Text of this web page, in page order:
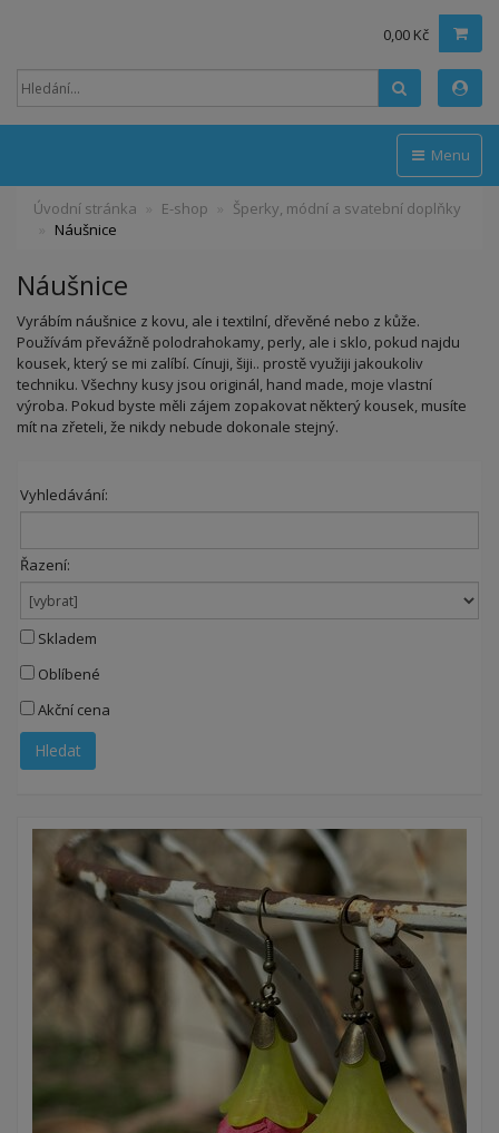
0,00 Kč
Menu
Úvodní stránka E-shop
Šperky, módní a svatební doplňky
Náušnice
Náušnice
Vyrábím náušnice z kovu, ale i textilní, dřevěné nebo z kůže.
Používám převážně polodrahokamy, perly, ale i sklo, pokud najdu
kousek, který se mi zalíbí. Cínuji, šiji.. prostě využiji jakoukoliv
techniku. Všechny kusy jsou originál, hand made, moje vlastní
výroba. Pokud byste měli zájem zopakovat některý kousek, musíte
mít na zřeteli, že nikdy nebude dokonale stejný.
Vyhledávání:
Řazení:
Skladem
Oblíbené
Akční cena
Hledat